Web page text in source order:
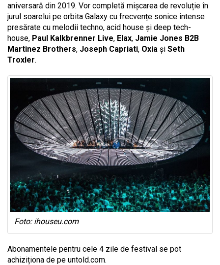
aniversară din 2019. Vor completă mișcarea de revoluție în
jurul soarelui pe orbita Galaxy cu frecvențe sonice intense
presărate cu melodii techno, acid house și deep tech-
house, Paul Kalkbrenner Live, Elax, Jamie Jones B2B
Martinez Brothers, Joseph Capriati, Oxia și Seth
Troxler.
Foto: ihouseu.com
Abonamentele pentru cele 4 zile de festival se pot
achiziționa de pe untold.com.